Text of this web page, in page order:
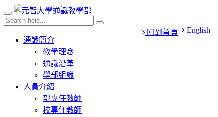
English
回到首頁
通識簡介
教學理念
通識沿革
學部組織
人員介紹
部專任教師
校專任教師